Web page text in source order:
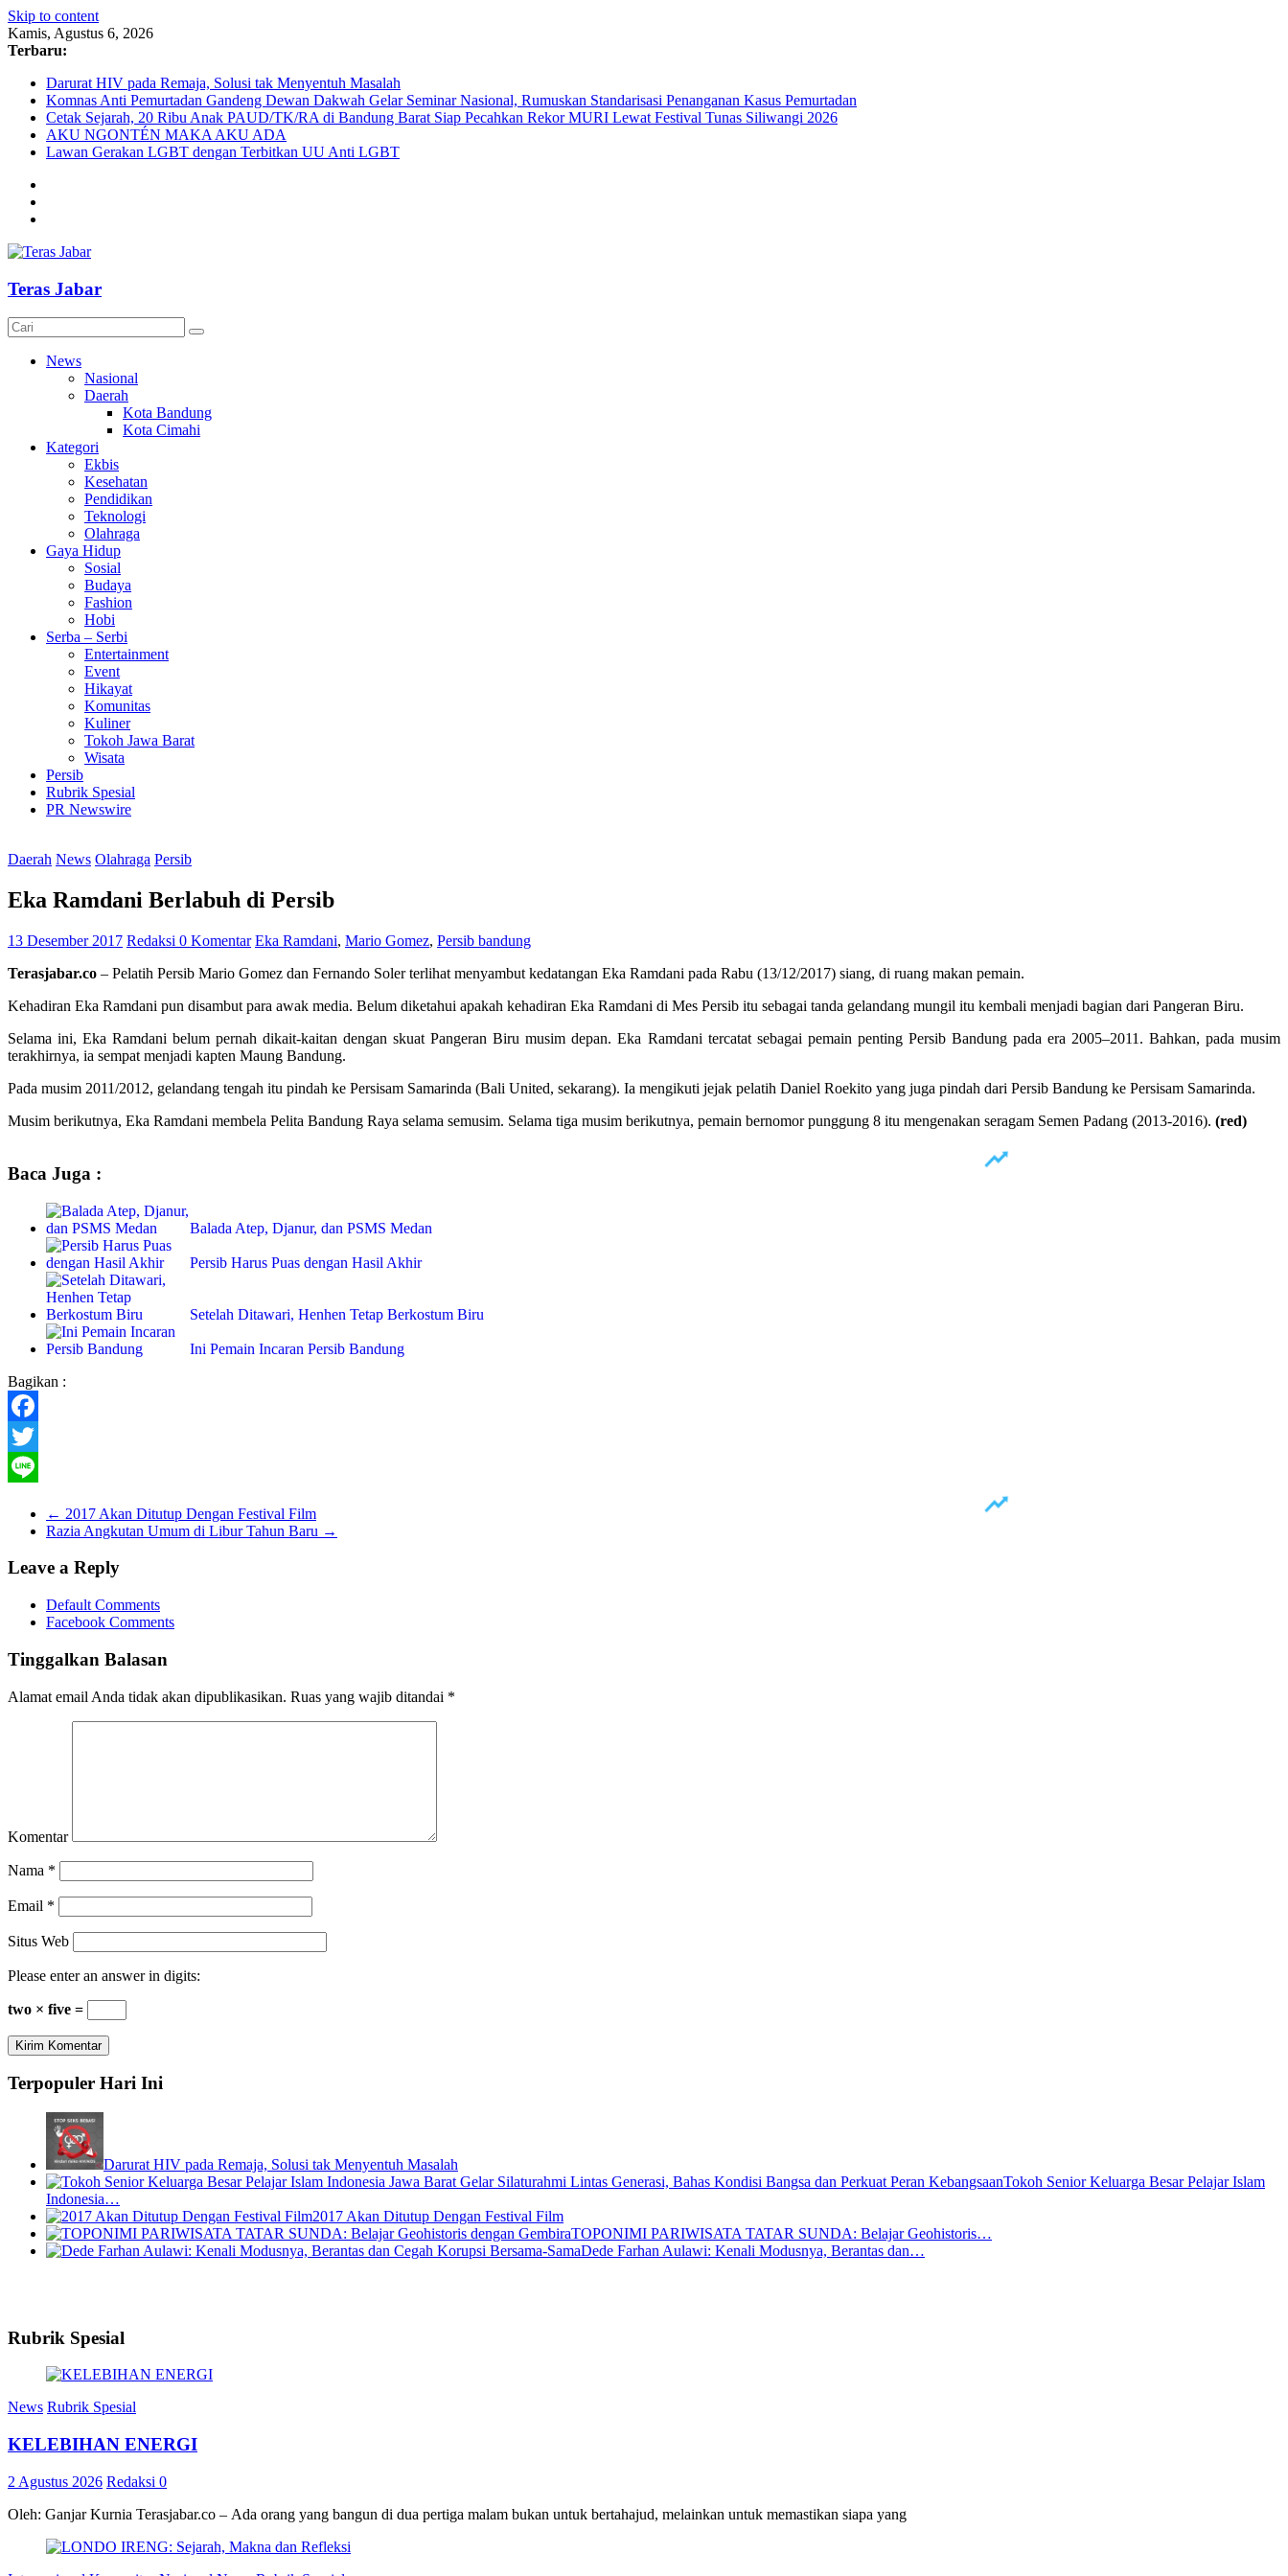
Skip to content
Kamis, Agustus 6, 2026
Terbaru:
Darurat HIV pada Remaja, Solusi tak Menyentuh Masalah
Komnas Anti Pemurtadan Gandeng Dewan Dakwah Gelar Seminar Nasional, Rumuskan Standarisasi Penanganan Kasus Pemurtadan
Cetak Sejarah, 20 Ribu Anak PAUD/TK/RA di Bandung Barat Siap Pecahkan Rekor MURI Lewat Festival Tunas Siliwangi 2026
AKU NGONTÉN MAKA AKU ADA
Lawan Gerakan LGBT dengan Terbitkan UU Anti LGBT
Teras Jabar
News
Nasional
Daerah
Kota Bandung
Kota Cimahi
Kategori
Ekbis
Kesehatan
Pendidikan
Teknologi
Olahraga
Gaya Hidup
Sosial
Budaya
Fashion
Hobi
Serba – Serbi
Entertainment
Event
Hikayat
Komunitas
Kuliner
Tokoh Jawa Barat
Wisata
Persib
Rubrik Spesial
PR Newswire
Daerah News Olahraga Persib
Eka Ramdani Berlabuh di Persib
13 Desember 2017 Redaksi 0 Komentar Eka Ramdani, Mario Gomez, Persib bandung
Terasjabar.co – Pelatih Persib Mario Gomez dan Fernando Soler terlihat menyambut kedatangan Eka Ramdani pada Rabu (13/12/2017) siang, di ruang makan pemain.
Kehadiran Eka Ramdani pun disambut para awak media. Belum diketahui apakah kehadiran Eka Ramdani di Mes Persib itu sebagai tanda gelandang mungil itu kembali menjadi bagian dari Pangeran Biru.
Selama ini, Eka Ramdani belum pernah dikait-kaitan dengan skuat Pangeran Biru musim depan. Eka Ramdani tercatat sebagai pemain penting Persib Bandung pada era 2005–2011. Bahkan, pada musim
terakhirnya, ia sempat menjadi kapten Maung Bandung.
Pada musim 2011/2012, gelandang tengah itu pindah ke Persisam Samarinda (Bali United, sekarang). Ia mengikuti jejak pelatih Daniel Roekito yang juga pindah dari Persib Bandung ke Persisam Samarinda.
Musim berikutnya, Eka Ramdani membela Pelita Bandung Raya selama semusim. Selama tiga musim berikutnya, pemain bernomor punggung 8 itu mengenakan seragam Semen Padang (2013-2016). (red)
Baca Juga :
Balada Atep, Djanur, dan PSMS Medan
Persib Harus Puas dengan Hasil Akhir
Setelah Ditawari, Henhen Tetap Berkostum Biru
Ini Pemain Incaran Persib Bandung
Bagikan :
Facebook
Twitter
← 2017 Akan Ditutup Dengan Festival Film
Razia Angkutan Umum di Libur Tahun Baru →
Leave a Reply
Default Comments
Facebook Comments
Tinggalkan Balasan
Alamat email Anda tidak akan dipublikasikan. Ruas yang wajib ditandai *
Komentar
Nama *
Email *
Situs Web
Please enter an answer in digits:
two × five =
Terpopuler Hari Ini
Darurat HIV pada Remaja, Solusi tak Menyentuh Masalah
Tokoh Senior Keluarga Besar Pelajar Islam
Indonesia…
2017 Akan Ditutup Dengan Festival Film
TOPONIMI PARIWISATA TATAR SUNDA: Belajar Geohistoris…
Dede Farhan Aulawi: Kenali Modusnya, Berantas dan…
Rubrik Spesial
News Rubrik Spesial
KELEBIHAN ENERGI
2 Agustus 2026 Redaksi 0
Oleh: Ganjar Kurnia Terasjabar.co – Ada orang yang bangun di dua pertiga malam bukan untuk bertahajud, melainkan untuk memastikan siapa yang